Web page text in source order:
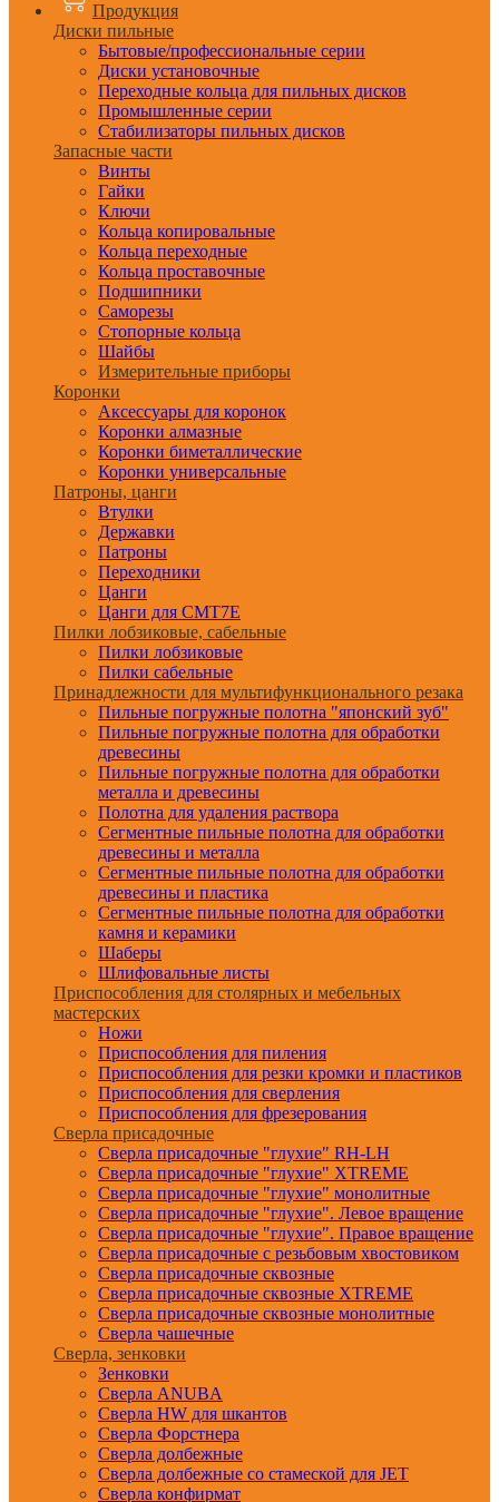
Продукция
Диски пильные
Бытовые/профессиональные серии
Диски установочные
Переходные кольца для пильных дисков
Промышленные серии
Стабилизаторы пильных дисков
Запасные части
Винты
Гайки
Ключи
Кольца копировальные
Кольца переходные
Кольца проставочные
Подшипники
Саморезы
Стопорные кольца
Шайбы
Измерительные приборы
Коронки
Аксессуары для коронок
Коронки алмазные
Коронки биметаллические
Коронки универсальные
Патроны, цанги
Втулки
Державки
Патроны
Переходники
Цанги
Цанги для CMT7E
Пилки лобзиковые, сабельные
Пилки лобзиковые
Пилки сабельные
Принадлежности для мультифункционального резака
Пильные погружные полотна "японский зуб"
Пильные погружные полотна для обработки
древесины
Пильные погружные полотна для обработки
металла и древесины
Полотна для удаления раствора
Сегментные пильные полотна для обработки
древесины и металла
Сегментные пильные полотна для обработки
древесины и пластика
Сегментные пильные полотна для обработки
камня и керамики
Шаберы
Шлифовальные листы
Приспособления для столярных и мебельных
мастерских
Ножи
Приспособления для пиления
Приспособления для резки кромки и пластиков
Приспособления для сверления
Приспособления для фрезерования
Сверла присадочные
Сверла присадочные "глухие" RH-LH
Сверла присадочные "глухие" XTREME
Сверла присадочные "глухие" монолитные
Сверла присадочные "глухие". Левое вращение
Сверла присадочные "глухие". Правое вращение
Сверла присадочные с резьбовым хвостовиком
Сверла присадочные сквозные
Сверла присадочные сквозные XTREME
Сверла присадочные сквозные монолитные
Сверла чашечные
Сверла, зенковки
Зенковки
Сверла ANUBA
Сверла HW для шкантов
Сверла Форстнера
Сверла долбежные
Сверла долбежные со стамеской для JET
Сверла конфирмат